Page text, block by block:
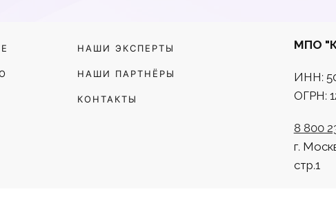
НАШИ ЭКСПЕРТЫ
НАШИ ПАРТНЁРЫ
КОНТАКТЫ
МПО
ИНН:
ОГРН:
8 800
г.
стр.1